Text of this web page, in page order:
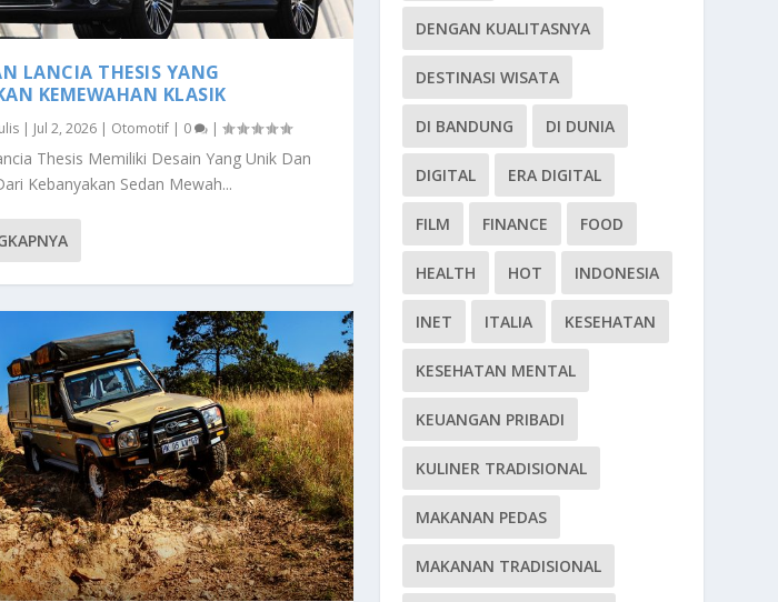
LANCIA THESIS YANG
KEMEWAHAN KLASIK
| Jul 2, 2026| Otomotif| 0 |
Thesis Memiliki Desain Yang Unik Dan
Kebanyakan Sedan Mewah...
DENGAN KUALITASNYA
DESTINASI WISATA
DI BANDUNG DI DUNIA
DIGITAL ERA DIGITAL
FILM FINANCE FOOD
HEALTH HOT INDONESIA
INET ITALIA KESEHATAN
KESEHATAN MENTAL
KEUANGAN PRIBADI
KULINER TRADISIONAL
MAKANAN PEDAS
MAKANAN TRADISIONAL